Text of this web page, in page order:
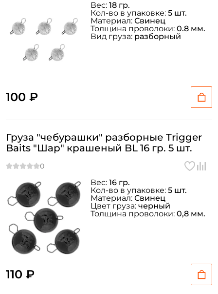
100 ₽
Вес: 18 гр.
Кол-во в упаковке: 5 шт.
Материал: Свинец
Толщина проволоки: 0.8 мм.
Вид груза: разборный
Груза "чебурашки" разборные Trigger
Baits "Шар" крашеный BL 16 гр. 5 шт.
110 ₽
Вес: 16 гр.
Кол-во в упаковке: 5 шт.
Материал: Свинец
Цвет груза: черный
Толщина проволоки: 0,8 мм.